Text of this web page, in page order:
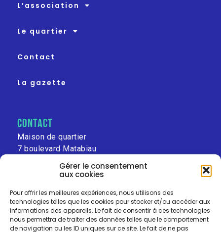
Gérer le consentement
aux cookies
Pour offrir les meilleures expériences, nous utilisons des
technologies telles que les cookies pour stocker et/ou accéder aux
informations des appareils. Le fait de consentir à ces technologies
nous permettra de traiter des données telles que le comportement
de navigation ou les ID uniques sur ce site. Le fait de ne pas
L’association
Le quartier
Contact
La gazette
contact
Maison de quartier
7 boulevard Matabiau
31000 Toulouse